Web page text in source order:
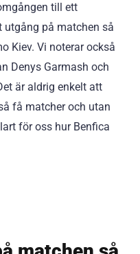
till ett
utgång på matchen så
Kiev. Vi noterar också
Denys Garmash och
är aldrig enkelt att
få matcher och utan
för oss hur Benfica